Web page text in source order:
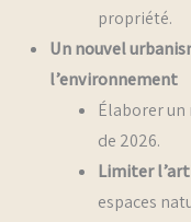
propriété.
Un nouvel
l’environnement
Élaborer un
de 2026.
Limiter
espaces